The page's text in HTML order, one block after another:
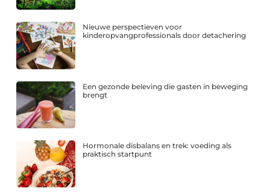
Nieuwe perspectieven voor
kinderopvangprofessionals door detachering
Een gezonde beleving die gasten in beweging
brengt
Hormonale disbalans en trek: voeding als
praktisch startpunt